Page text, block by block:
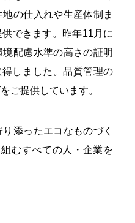
の仕入れや生産体制ま
できます。昨年11月に
配慮水準の高さの証明
しました。品質管理の
ご提供しています。
添ったエコなものづく
むすべての人・企業を